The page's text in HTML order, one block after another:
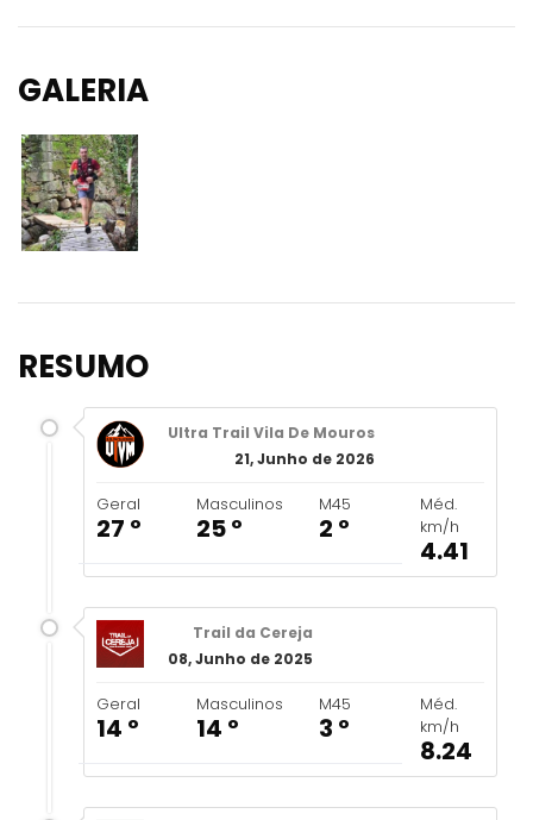
GALERIA
RESUMO
Ultra Trail Vila De Mouros
21, Junho de 2026
Geral
27 º
Masculinos
25 º
M45
2 º
Méd.
km/h
4.41
Trail da Cereja
08, Junho de 2025
Geral
14 º
Masculinos
14 º
M45
3 º
Méd.
km/h
8.24